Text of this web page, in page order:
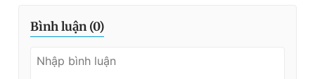
Bình luận (0)